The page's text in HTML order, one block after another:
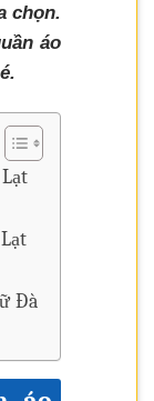
chọn.
áo
Đà